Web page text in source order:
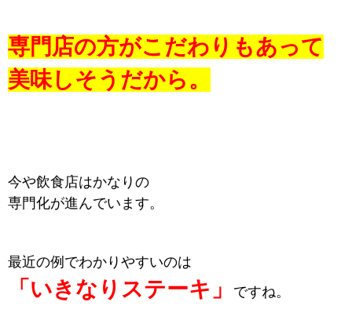
専門店の方がこだわりもあって
美味しそうだから。
今や飲食店はかなりの
専門化が進んでいます。
最近の例でわかりやすいのは
「いきなりステーキ」 ですね。